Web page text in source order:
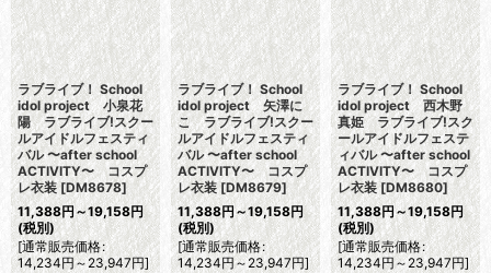
ラブライブ！ School
idol project 小泉花
陽 ラブライブ!スクー
ルアイドルフェスティ
バル 〜after school
ACTIVITY〜 コスプ
レ衣装 [DM8678]
11,388円～19,158円
(税別)
[通常販売価格:
14,234円～23,947円]
ラブライブ！ School
idol project 矢澤に
こ ラブライブ!スクー
ルアイドルフェスティ
バル 〜after school
ACTIVITY〜 コスプ
レ衣装 [DM8679]
11,388円～19,158円
(税別)
[通常販売価格:
14,234円～23,947円]
ラブライブ！ School
idol project 西木野
真姫 ラブライブ!スク
ールアイドルフェステ
ィバル 〜after school
ACTIVITY〜 コスプ
レ衣装 [DM8680]
11,388円～19,158円
(税別)
[通常販売価格:
14,234円 ～23,947円]